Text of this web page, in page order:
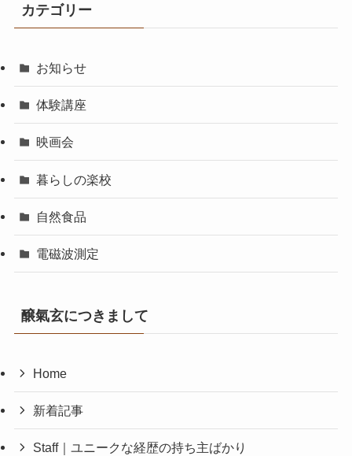
カテゴリー
お知らせ
体験講座
映画会
暮らしの楽校
自然食品
電磁波測定
醸氣玄につきまして
Home
新着記事
Staff｜ユニークな経歴の持ち主ばかり